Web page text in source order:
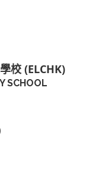
校 (ELCHK)
SCHOOL